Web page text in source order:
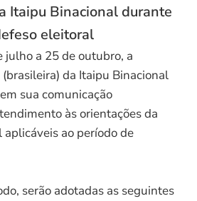
Itaipu Binacional durante
eleitoral
julho a 25 de outubro, a
da Itaipu Binacional
sua comunicação
às orientações da
ao período de
serão adotadas as seguintes